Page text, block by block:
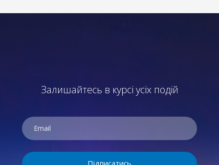
Залишайтесь в курсі усіх подій